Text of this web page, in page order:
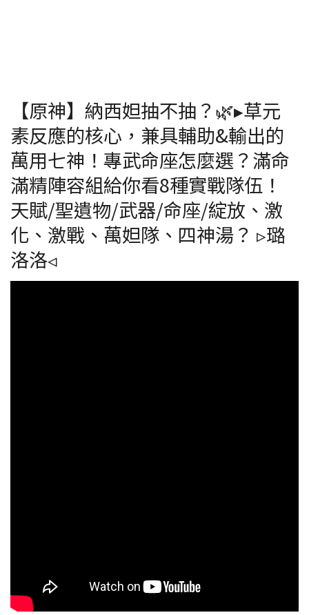
【原神】納西妲抽不抽？🌿▸草元
素反應的核心，兼具輔助&輸出的
萬用七神！專武命座怎麼選？滿命
滿精陣容組給你看8種實戰隊伍！
天賦/聖遺物/武器/命座/綻放、激
化、激戰、萬妲隊、四神湯？ ▹璐
洛洛◃